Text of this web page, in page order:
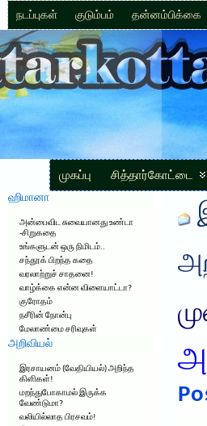
நடப்புகள் குடும்பம் தன்னம்பிக்கை
முகப்பு சித்தார்கோட்டை
ஹிமானா
அன்பைவிட சுவையானது உண்டா
-சிறுகதை
உங்களுடன் ஒரு நிமிடம்..
சந்தூக் பிறந்த கதை
வரலாற்றுச் சாதனை!
வாழ்க்கை என்ன விளையாட்டா?
குரோதம்
நசீரின் நோன்பு
மேலாண்மை சரிவுகள்
அறிவியல்
இரசாயனம் (வேதியியல்) அறிந்த
கிளிகள்!
மறந்துபோகாமல் இருக்க
வேண்டுமா?
வலியில்லாத பிரசவம்!